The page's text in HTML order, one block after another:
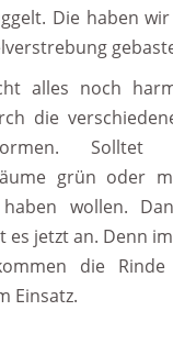
Die haben
alles noch
die
grün oder
wollen.
es jetzt an. Denn
die
Einsatz.